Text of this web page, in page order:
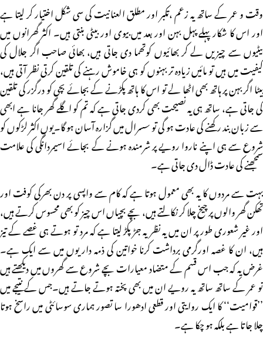
وقت و عمر کے ساتھ یہ زعم ،تکبر اور مطلق العنانیت کی سی شکل اختیار کر لیتا ہے
اور اس کا شکار پہلے پہل بہن اور بعد میں بیوی اور بیٹی بنتی ہیں۔ اکثر گھرانوں میں
بیٹیوں سے چیزیں لے کر بھائیوں کوتھما دی جاتی ہیں، بھائی صاحب اگر جلال کی
کیفیت میں ہیں تو مائیں زیادہ تر بہنوں کو ہی خاموش رہنے کی تلقین کرتی نظر آتی ہیں،
بیٹا اگر بہن پر ہاتھ بھی اٹھا لے تو اس کا ہاتھ پکڑنے کے بجائے بچی کو درگزر کی تلقین
کی جاتی ہے، ساتھ ہی یہ نصیحت بھی کردی جاتی ہے کہ تم کو اگلے گھر جانا ہے ابھی
سے زبان بند رکھنے کی عادت ہو گی تو سسرال میں گزارہ آسان ہو گا۔یوں اکثر لڑکوں کو
شروع سے ہی اپنے ناروا رویے پر شرمندہ ہونے کے بجائے اسیمردانگی کی علامت
سمجھنے کی عادت ڈال دی جاتی ہے۔
بہت سے مردوں کا یہ بھی معمول ہوتا ہے کہ کام سے واپسی پر دن بھرکی کوفت اور
تھکن گھر والوں پر چیخ چلا کر نکالتے ہیں، بچے بچیاں اس چیز کو بھی محسوس کرتے ہیں،
اور غیر شعوری طور پر ان میں یہ نظریہ جڑ پکڑ لیتا ہے کہ مرد تو ہوتے ہی غصے کے تیز
ہیں، ان کا غصہ اورگرمی برداشت کرنا خواتین کی ذمہ داریوں میں سے ایک ہے۔
غرض یہ کہ جب اس قسم کے متضاد معیارات بچے شروع سے گھروں میں دیکھتے ہیں
تو عمر کے ساتھ ساتھ یہ رویے ان میں بھی پختہ ہوتے جاتے ہیں۔جس کے نتیجے میں
’’قوامیت‘‘ کا ایک روایتی اور قطعی ادھورا سا تصور ہماری سوسائٹی میں راسخ ہوتا
چلا جاتا ہے بلکہ ہو چکا ہے۔